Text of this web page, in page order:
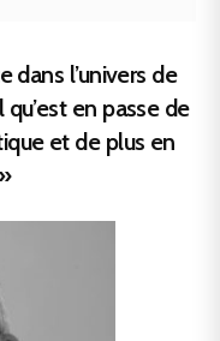
dans l’univers de
en passe de
et de plus en